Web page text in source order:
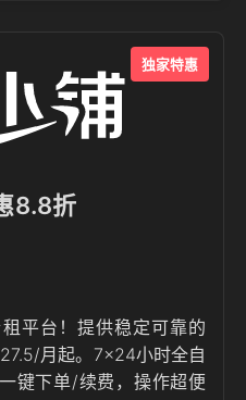
独家特惠
8.8折
平台！提供稳定可靠的
月起。7×24小时全自
键下单/续费，操作超便